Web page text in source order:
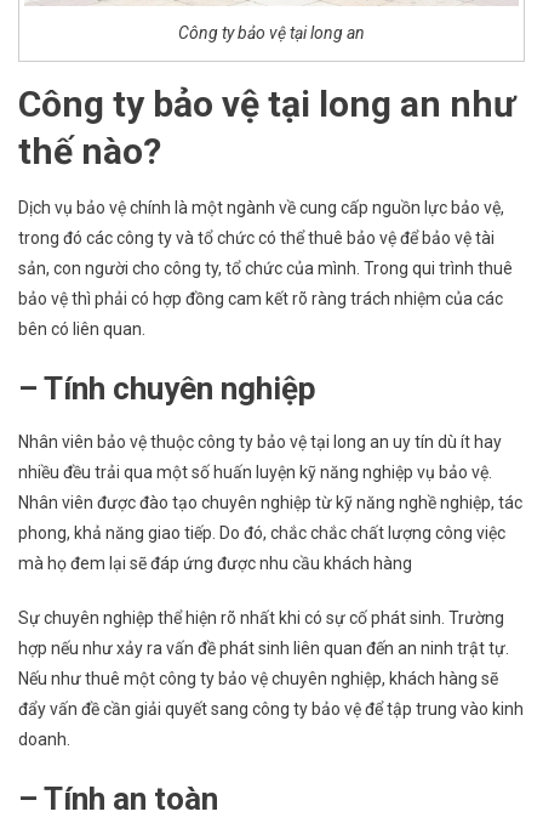
Công ty bảo vệ tại long an
Công ty bảo vệ tại long an như
thế nào?
Dịch vụ bảo vệ chính là một ngành về cung cấp nguồn lực bảo vệ,
trong đó các công ty và tổ chức có thể thuê bảo vệ để bảo vệ tài
sản, con người cho công ty, tổ chức của mình. Trong qui trình thuê
bảo vệ thì phải có hợp đồng cam kết rõ ràng trách nhiệm của các
bên có liên quan.
– Tính chuyên nghiệp
Nhân viên bảo vệ thuộc công ty bảo vệ tại long an uy tín dù ít hay
nhiều đều trải qua một số huấn luyện kỹ năng nghiệp vụ bảo vệ.
Nhân viên được đào tạo chuyên nghiệp từ kỹ năng nghề nghiệp, tác
phong, khả năng giao tiếp. Do đó, chắc chắc chất lượng công việc
mà họ đem lại sẽ đáp ứng được nhu cầu khách hàng
Sự chuyên nghiệp thể hiện rõ nhất khi có sự cố phát sinh. Trường
hợp nếu như xảy ra vấn đề phát sinh liên quan đến an ninh trật tự.
Nếu như thuê một công ty bảo vệ chuyên nghiệp, khách hàng sẽ
đẩy vấn đề cần giải quyết sang công ty bảo vệ để tập trung vào kinh
doanh.
– Tính an toàn